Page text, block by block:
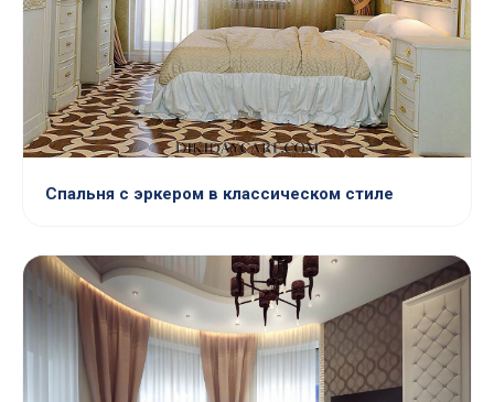
Спальня с эркером в классическом стиле